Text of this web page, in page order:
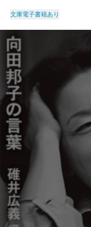
文庫電子書籍あり